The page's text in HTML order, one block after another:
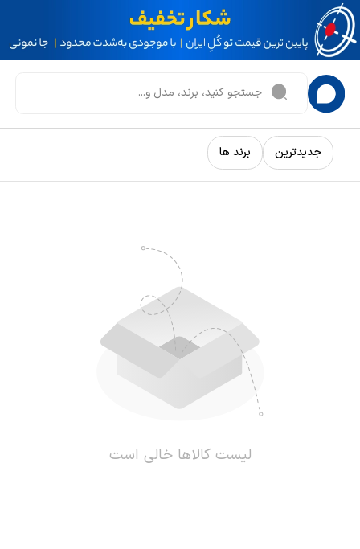
جدیدترین برند ها
لیست کالاها خالی است